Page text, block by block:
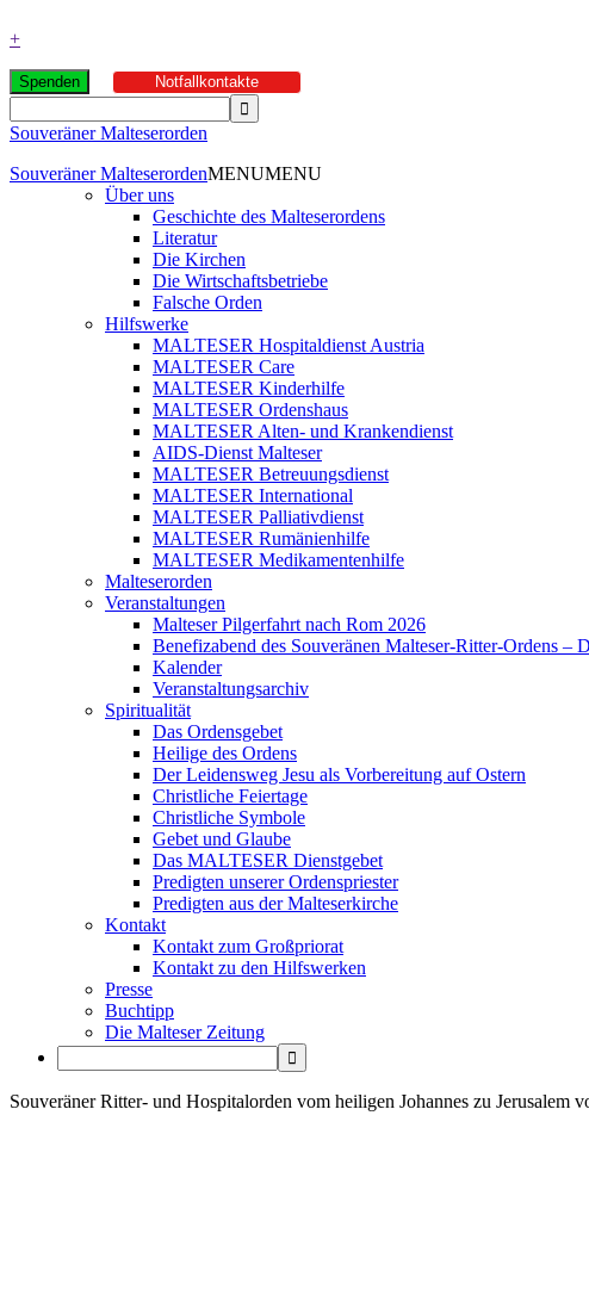
+
Spenden Notfallkontakte
Souveräner Malteserorden
Souveräner MalteserordenMENUMENU
Über uns
Geschichte des Malteserordens
Literatur
Die Kirchen
Die Wirtschaftsbetriebe
Falsche Orden
Hilfswerke
MALTESER Hospitaldienst Austria
MALTESER Care
MALTESER Kinderhilfe
MALTESER Ordenshaus
MALTESER Alten- und Krankendienst
AIDS-Dienst Malteser
MALTESER Betreuungsdienst
MALTESER International
MALTESER Palliativdienst
MALTESER Rumänienhilfe
MALTESER Medikamentenhilfe
Malteserorden
Veranstaltungen
Malteser Pilgerfahrt nach Rom 2026
Benefizabend des Souveränen Malteser-Ritter-Ordens –
Kalender
Veranstaltungsarchiv
Spiritualität
Das Ordensgebet
Heilige des Ordens
Der Leidensweg Jesu als Vorbereitung auf Ostern
Christliche Feiertage
Christliche Symbole
Gebet und Glaube
Das MALTESER Dienstgebet
Predigten unserer Ordenspriester
Predigten aus der Malteserkirche
Kontakt
Kontakt zum Großpriorat
Kontakt zu den Hilfswerken
Presse
Buchtipp
Die Malteser Zeitung
Souveräner Ritter- und Hospitalorden vom heiligen Johannes zu Jerusalem